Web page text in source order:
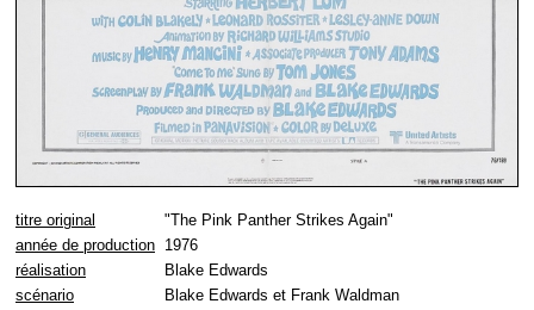
titre original
"The Pink Panther Strikes Again"
année de production 1976
réalisation
Blake Edwards
scénario
Blake Edwards et Frank Waldman